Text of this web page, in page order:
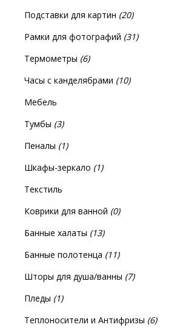
Подставки для картин (20)
Рамки для фотографий (31)
Термометры (6)
Часы с канделябрами (10)
Мебель
Тумбы (3)
Пеналы (1)
Шкафы-зеркало (1)
Текстиль
Коврики для ванной (0)
Банные халаты (13)
Банные полотенца (11)
Шторы для душа/ванны (7)
Пледы (1)
Теплоносители и Антифризы (6)